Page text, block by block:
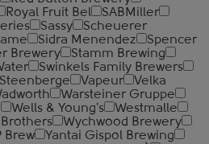
Royal Fruit Bel
SABMiller
Sassy
Scheuerer
Sidra Menendez
Spencer
Brewery
Stamm Brewing
Swinkels Family Brewers
Vapeur
Velka
Warsteiner Gruppe
Wells & Young's
Westmalle
Wychwood Brewery
Brew
Yantai Gispol Brewing